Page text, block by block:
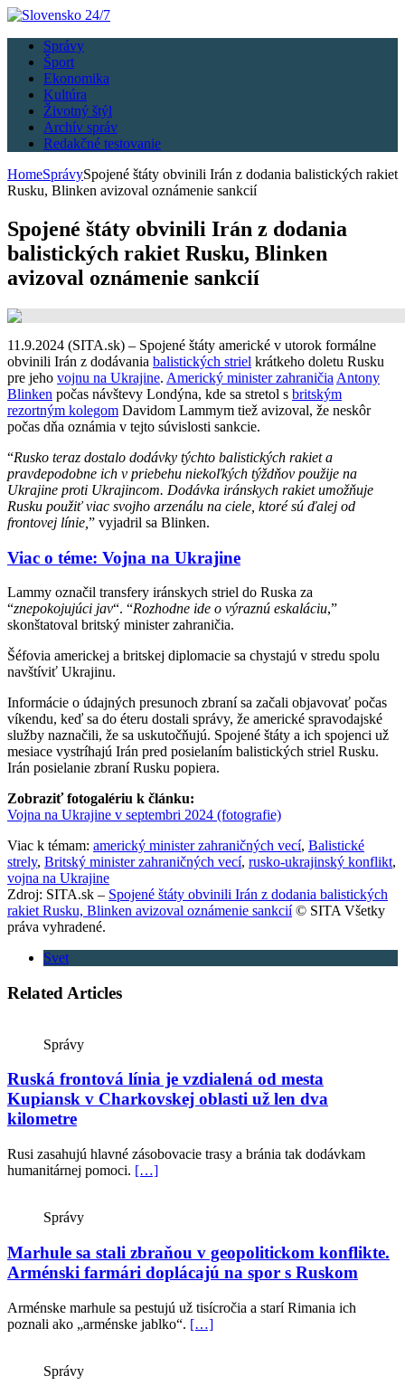
Správy
Šport
Ekonomika
Kultúra
Životný štýl
Archív správ
Redakčné testovanie
HomeSprávySpojené štáty obvinili Irán z dodania balistických rakiet
Rusku, Blinken avizoval oznámenie sankcií
Spojené štáty obvinili Irán z dodania
balistických rakiet Rusku, Blinken
avizoval oznámenie sankcií
11.9.2024 (SITA.sk) – Spojené štáty americké v utorok formálne
obvinili Irán z dodávania balistických striel krátkeho doletu Rusku
pre jeho vojnu na Ukrajine. Americký minister zahraničia Antony
Blinken počas návštevy Londýna, kde sa stretol s britským
rezortným kolegom Davidom Lammym tiež avizoval, že neskôr
počas dňa oznámia v tejto súvislosti sankcie.
“Rusko teraz dostalo dodávky týchto balistických rakiet a
pravdepodobne ich v priebehu niekoľkých týždňov použije na
Ukrajine proti Ukrajincom. Dodávka iránskych rakiet umožňuje
Rusku použiť viac svojho arzenálu na ciele, ktoré sú ďalej od
frontovej línie, ” vyjadril sa Blinken.
Viac o téme: Vojna na Ukrajine
Lammy označil transfery iránskych striel do Ruska za
“znepokojujúci jav“. “Rozhodne ide o výraznú eskaláciu,”
skonštatoval britský minister zahraničia.
Šéfovia americkej a britskej diplomacie sa chystajú v stredu spolu
navštíviť Ukrajinu.
Informácie o údajných presunoch zbraní sa začali objavovať počas
víkendu, keď sa do éteru dostali správy, že americké spravodajské
služby naznačili, že sa uskutočňujú. Spojené štáty a ich spojenci už
mesiace vystríhajú Irán pred posielaním balistických striel Rusku.
Irán posielanie zbraní Rusku popiera.
Zobraziť fotogalériu k článku:
Vojna na Ukrajine v septembri 2024 (fotografie)
Viac k témam: americký minister zahraničných vecí, Balistické
strely, Britský minister zahraničných vecí, rusko-ukrajinský konflikt,
vojna na Ukrajine
Zdroj: SITA.sk – Spojené štáty obvinili Irán z dodania balistických
rakiet Rusku, Blinken avizoval oznámenie sankcií© SITA Všetky
práva vyhradené.
Svet
Related Articles
Správy
Ruská frontová línia je vzdialená od mesta
Kupiansk v Charkovskej oblasti už len dva
kilometre
Rusi zasahujú hlavné zásobovacie trasy a bránia tak dodávkam
humanitárnej pomoci. […]
Správy
Marhule sa stali zbraňou v geopolitickom konflikte.
Arménski farmári doplácajú na spor s Ruskom
Arménske marhule sa pestujú už tisícročia a starí Rimania ich
poznali ako „arménske jablko“. […]
Správy